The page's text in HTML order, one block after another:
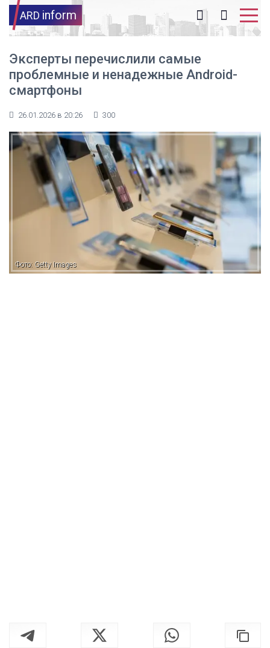
ARD inform
Эксперты перечислили самые
проблемные и ненадежные Android-
смартфоны
26.01.2026 в 20:26 300
Фото: Getty Images